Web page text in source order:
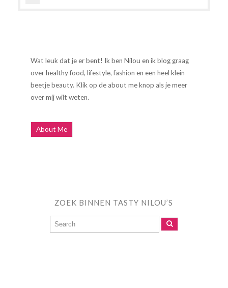
Wat leuk dat je er bent! Ik ben Nilou en ik blog graag
over healthy food, lifestyle, fashion en een heel klein
beetje beauty. Klik op de about me knop als je meer
over mij wilt weten.
About Me
ZOEK BINNEN TASTY NILOU’S